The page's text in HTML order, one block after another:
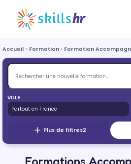
Accueil Formation Formation
VILLE
Plus de filtres2
Formations